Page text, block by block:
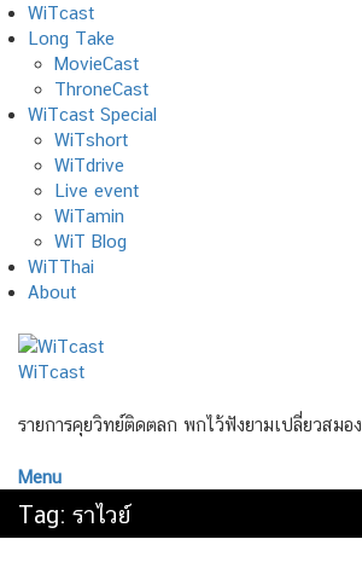
Skip
to
content
WiTcast
Long Take
MovieCast
ThroneCast
WiTcast Special
WiTshort
WiTdrive
Live event
WiTamin
WiT Blog
WiTThai
About
WiTcast
รายการคุยวิทย์ติดตลก พกไว้ฟังยามเปลี่ยวสมอง
Menu
Tag: ราไวย์